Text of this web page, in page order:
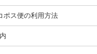
ポス便の利用方法